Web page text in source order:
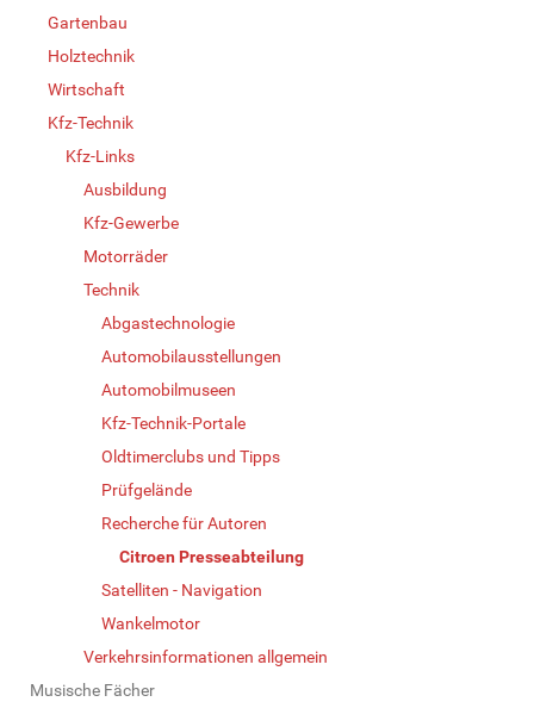
Gartenbau
Holztechnik
Wirtschaft
Kfz-Technik
Kfz-Links
Ausbildung
Kfz-Gewerbe
Motorräder
Technik
Abgastechnologie
Automobilausstellungen
Automobilmuseen
Kfz-Technik-Portale
Oldtimerclubs und Tipps
Prüfgelände
Recherche für Autoren
Citroen Presseabteilung
Satelliten - Navigation
Wankelmotor
Verkehrsinformationen allgemein
Musische Fächer